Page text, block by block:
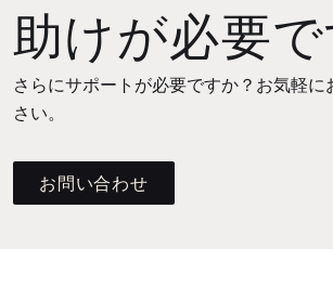
助けが必要
さらにサポートが必要ですか？お気軽に
さい。
お問い合わせ